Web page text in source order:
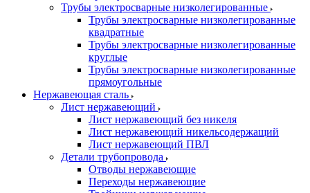
Трубы электросварные низколегированные
Трубы электросварные низколегированные
квадратные
Трубы электросварные низколегированные
круглые
Трубы электросварные низколегированные
прямоугольные
Нержавеющая сталь
Лист нержавеющий
Лист нержавеющий без никеля
Лист нержавеющий никельсодержащий
Лист нержавеющий ПВЛ
Детали трубопровода
Отводы нержавеющие
Переходы нержавеющие